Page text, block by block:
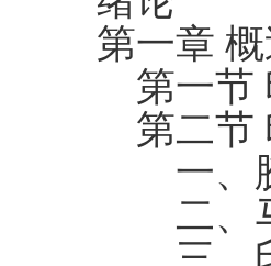
第一章
第一节
第二节
一、胶
二、马